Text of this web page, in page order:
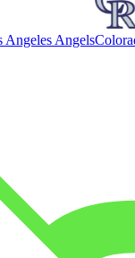
Angeles Angels